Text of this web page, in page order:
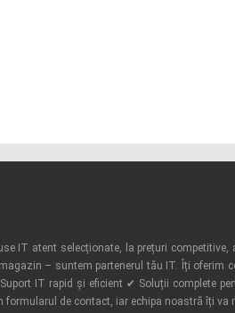
IT atent selecționate, la prețuri
– suntem partenerul tău IT. Îți
IT rapid și eficient ✔ Soluții complete
de contact, iar echipa noastră îți